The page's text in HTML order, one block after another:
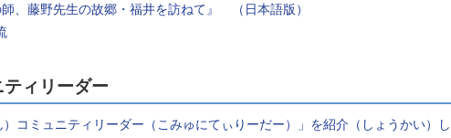
藤野先生の故郷・福井を訪ねて』 （日本語版）
ィリーダー
）コミュニティリーダー（こみゅにてぃりーだー）」を紹介（しょうかい）し